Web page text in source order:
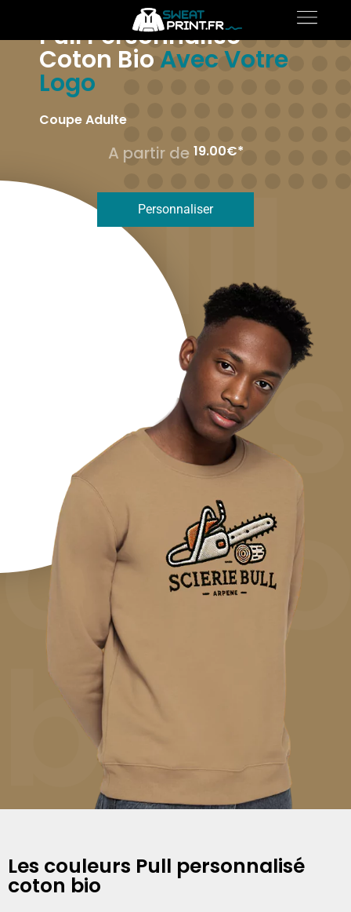
Pull
bio
Pull Personnalisé
Coton BioAvec Votre
Logo
Coupe Adulte
A partir de 19.00€*
Personnaliser
Les couleurs Pull personnalisé
coton bio